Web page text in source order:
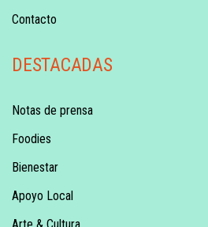
Contacto
DESTACADAS
Notas de prensa
Foodies
Bienestar
Apoyo Local